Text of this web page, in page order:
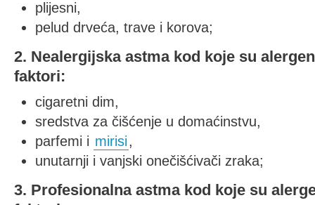
plijesni,
pelud drveća, trave i korova;
2. Nealergijska astma kod koje su
faktori:
cigaretni dim,
sredstva za čišćenje u domaćinstvu,
parfemi i mirisi,
unutarnji i vanjski onečišćivači zraka;
3. Profesionalna astma kod koje su